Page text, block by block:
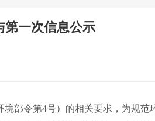
第一次信息公示
部令第4号）的相关要求，为规范